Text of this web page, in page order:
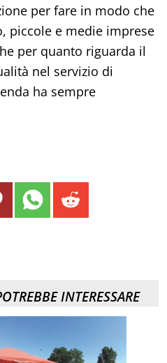
per fare in modo che
piccole e medie imprese
per quanto riguarda il
nel servizio di
ha sempre
INTERESSARE